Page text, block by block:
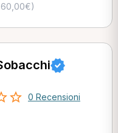
60,00€)
0 Recensioni